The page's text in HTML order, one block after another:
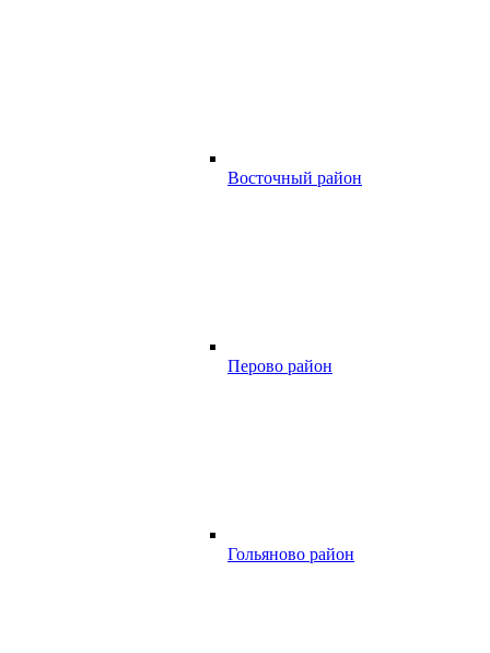
Восточный район
Перово район
Гольяново район